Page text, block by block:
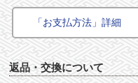
「お支払方法」詳細
返品・交換について